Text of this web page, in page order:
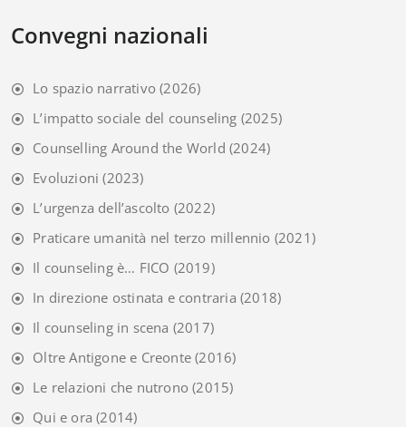
Convegni nazionali
Lo spazio narrativo (2026)
L’impatto sociale del counseling (2025)
Counselling Around the World (2024)
Evoluzioni (2023)
L’urgenza dell’ascolto (2022)
Praticare umanità nel terzo millennio (2021)
Il counseling è… FICO (2019)
In direzione ostinata e contraria (2018)
Il counseling in scena (2017)
Oltre Antigone e Creonte (2016)
Le relazioni che nutrono (2015)
Qui e ora (2014)